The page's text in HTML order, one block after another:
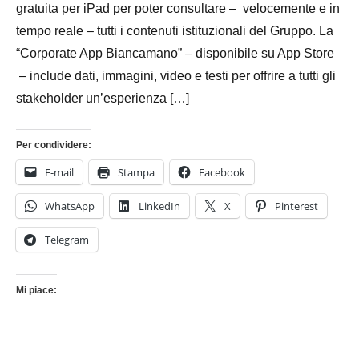
gratuita per iPad per poter consultare – velocemente e in
tempo reale – tutti i contenuti istituzionali del Gruppo. La
“Corporate App Biancamano” – disponibile su App Store
– include dati, immagini, video e testi per offrire a tutti gli
stakeholder un’esperienza […]
Per condividere:
E-mail Stampa Facebook
WhatsApp LinkedIn X Pinterest
Telegram
Mi piace: